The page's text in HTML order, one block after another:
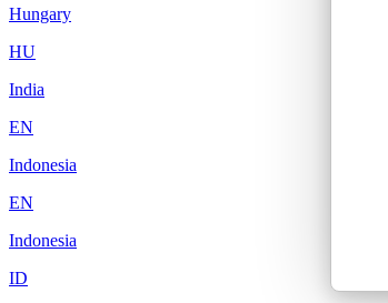
Hungary
HU
India
EN
Indonesia
EN
Indonesia
ID